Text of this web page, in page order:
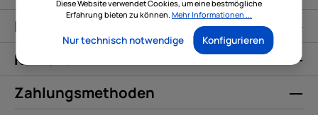
Informationen
Kontakt
Zahlungsmethoden
Diese Website verwendet Cookies, um eine bestmögliche
Erfahrung bieten zu können. Mehr Informationen ...
Nur technisch notwendige Konfigurieren